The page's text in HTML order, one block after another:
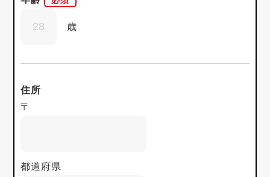
歳
住所
〒
都道府県